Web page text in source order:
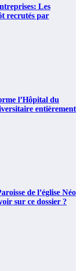
Les
recrutés par
l’Hôpital du
entièrement
de l’église Néo
sur ce dossier ?